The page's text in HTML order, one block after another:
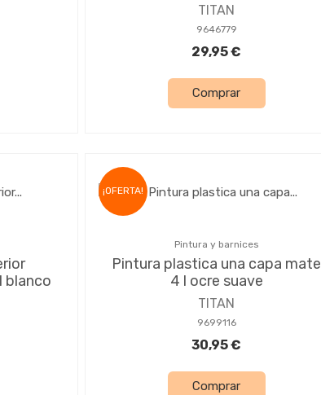
TITAN
9646779
29,95 €
Comprar
blanco
¡OFERTA!
Pintura y barnices
Pintura plastica una capa mate
4 l ocre suave
TITAN
9699116
30,95 €
Comprar